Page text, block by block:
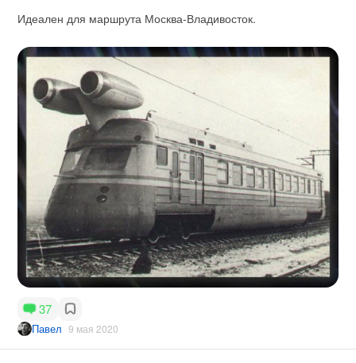
Идеален для маршрута Москва-Владивосток.
37
Павел 9 мая 2020